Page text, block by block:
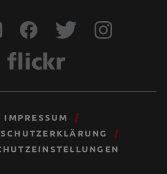
IMPRESSUM